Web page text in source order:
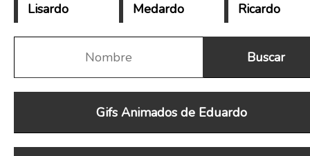
Lisardo Medardo Ricardo
Gifs Animados de Eduardo